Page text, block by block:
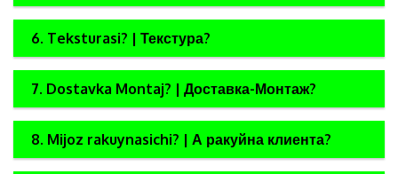
6. Teksturasi? | Текстура?
7. Dostavka Montaj? | Доставка-Монтаж?
8. Mijoz rakuynasichi? | А ракуйна клиента?